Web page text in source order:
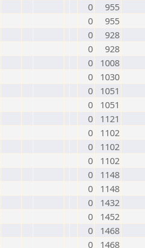
0
955
0
955
0
928
0
928
0
1008
0
1030
0
1051
0
1051
0
1121
0
1102
0
1102
0
1102
0
1148
0
1148
0
1432
0
1452
0
1468
0
1468